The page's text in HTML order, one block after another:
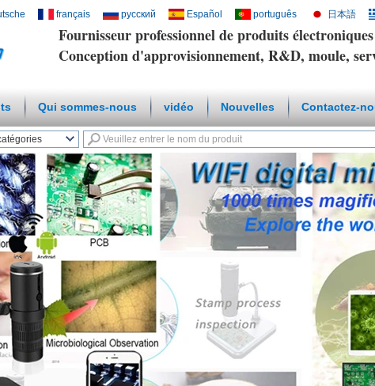
Fournisseur professionnel de produits
Conception d'approvisionnement, R&D, moule,
français русский Español português 日本語
Qui sommes-nous vidéo Nouvelles Contactez-
Smart HomeL
Chargeur USB
Media / murL
Capteur
numérique /
De VoyageL
cosmétiques
ArticlesL